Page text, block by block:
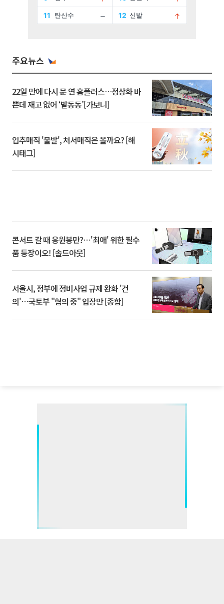
주요뉴스
22일 만에 다시 문 연 홈플러스…정상화 바
쁜데 재고 없어 ‘발동동’[가보니]
입추매직 '불발', 처서매직은 올까요? [해
시태그]
콘서트 갈 때 응원봉만?⋯'최애' 위한 필수
품 등장이오! [솔드아웃]
서울시, 정부에 정비사업 규제 완화 '건
의'⋯국토부 "협의 중" 입장만 [종합]